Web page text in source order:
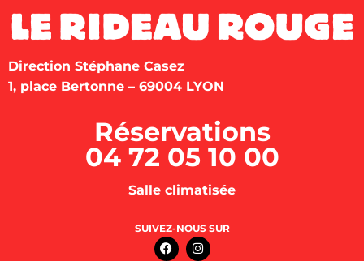
Direction Stéphane Casez
1, place Bertonne – 69004 LYON
Réservations
04 72 05 10 00
Salle climatisée
SUIVEZ-NOUS SUR